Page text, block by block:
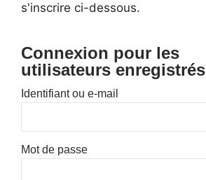
s'inscrire ci-dessous.
Connexion pour les
utilisateurs enregistrés
Identifiant ou e-mail
Mot de passe